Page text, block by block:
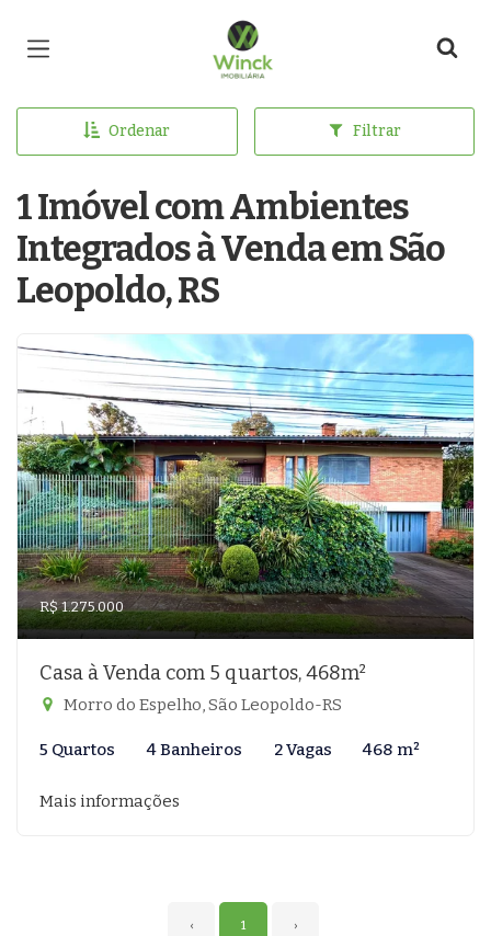
Página inicial
Ordenar Filtrar
1 Imóvel com Ambientes
Integrados à Venda em São
Leopoldo, RS
R$ 1.275.000
Casa à Venda com 5 quartos, 468m²
Morro do Espelho, São Leopoldo-RS
5 Quartos 4 Banheiros 2 Vagas 468 m²
Mais informações
‹ 1 ›